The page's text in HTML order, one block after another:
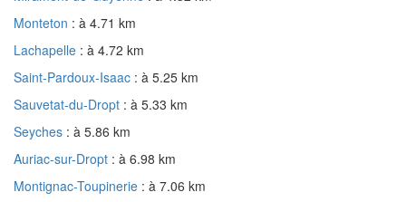
Monteton : à 4.71 km
Lachapelle : à 4.72 km
Saint-Pardoux-Isaac : à 5.25 km
Sauvetat-du-Dropt : à 5.33 km
Seyches : à 5.86 km
Auriac-sur-Dropt : à 6.98 km
Montignac-Toupinerie : à 7.06 km